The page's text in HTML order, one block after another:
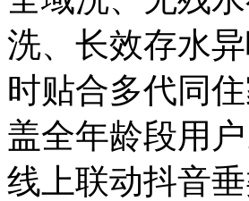
洗、长效存水
时贴合多代同
盖全年龄段用
线上联动抖音